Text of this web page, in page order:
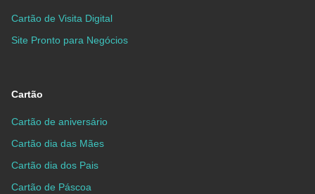
Cartão de Visita Digital
Site Pronto para Negócios
Cartão
Cartão de aniversário
Cartão dia das Mães
Cartão dia dos Pais
Cartão de Páscoa